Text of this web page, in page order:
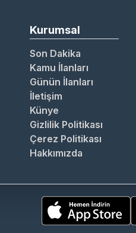
Kurumsal
Son Dakika
Kamu İlanları
Günün İlanları
İletişim
Künye
Gizlilik Politikası
Çerez Politikası
Hakkımızda